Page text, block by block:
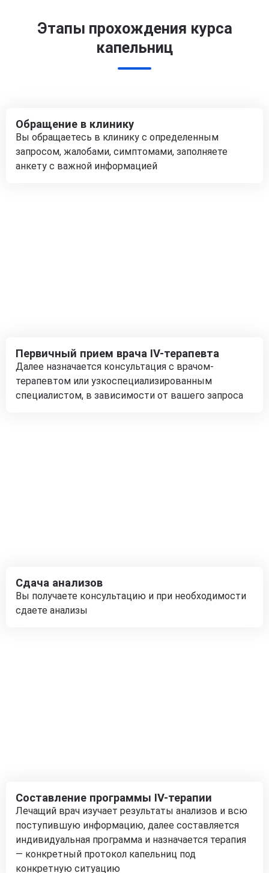
Этапы прохождения курса
капельниц
Обращение в клинику
Вы обращаетесь в клинику с определенным
запросом, жалобами, симптомами, заполняете
анкету с важной информацией
Первичный прием врача IV-терапевта
Далее назначается консультация с врачом-
терапевтом или узкоспециализированным
специалистом, в зависимости от вашего запроса
Сдача анализов
Вы получаете консультацию и при необходимости
сдаете анализы
Составление программы IV-терапии
Лечащий врач изучает результаты анализов и всю
поступившую информацию, далее составляется
индивидуальная программа и назначается терапия
— конкретный протокол капельниц под
конкретную ситуацию